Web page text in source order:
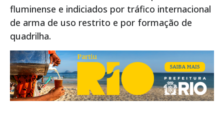
fluminense e indiciados por tráfico internacional
de arma de uso restrito e por formação de
quadrilha.